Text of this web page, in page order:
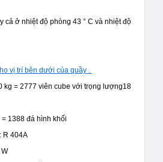
cả ở nhiệt độ phòng 43 ° C và nhiệt độ
vị trí bên dưới của quầy
kg = 2777 viên cube với trọng lượng18
1388 đá hình khối
R 404A
W